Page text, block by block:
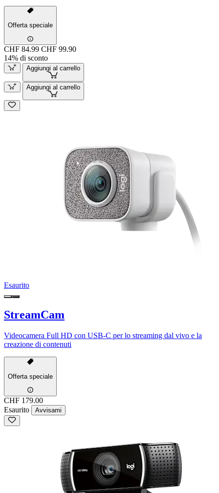
Offerta speciale
CHF 84.99 CHF 99.90
14% di sconto
Aggiungi al carrello
Aggiungi al carrello
Esaurito
StreamCam
Videocamera Full HD con USB-C per lo streaming dal vivo e la
creazione di contenuti
Offerta speciale
CHF 179.00
Esaurito
Avvisami